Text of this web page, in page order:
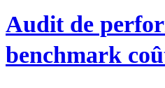
Audit de
benchmark